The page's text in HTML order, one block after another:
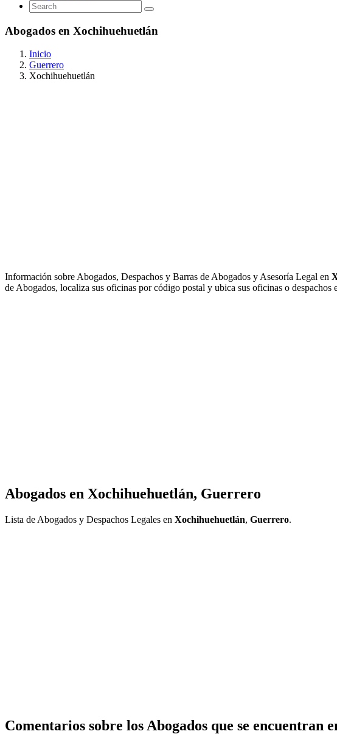
Abogados en Xochihuehuetlán
Inicio
Guerrero
Xochihuehuetlán
Información sobre Abogados, Despachos y Barras de Abogados y Asesoría Legal en
de Abogados, localiza sus oficinas por código postal y ubica sus oficinas o despachos
Abogados en Xochihuehuetlán, Guerrero
Lista de Abogados y Despachos Legales en Xochihuehuetlán, Guerrero.
Comentarios sobre los Abogados que se encuentran